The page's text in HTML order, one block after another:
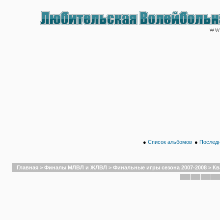
● Список альбомов ●
Главная > Финалы МЛВЛ и ЖЛВЛ > Финальные игры сезона 2007-2008 >